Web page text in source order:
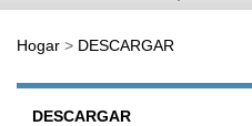
Hogar > DESCARGAR
DESCARGAR